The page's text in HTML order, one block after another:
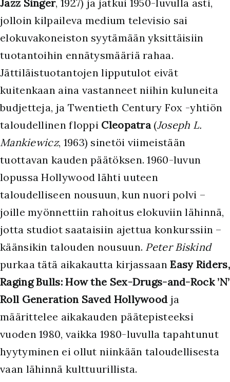
Jazz Singer, 1927) ja jatkui 1950-luvulla asti,
jolloin kilpaileva medium televisio sai
elokuvakoneiston syytämään yksittäisiin
tuotantoihin ennätysmääriä rahaa.
Jättiläistuotantojen lipputulot eivät
kuitenkaan aina vastanneet niihin kuluneita
budjetteja, ja Twentieth Century Fox -yhtiön
taloudellinen floppi Cleopatra(Joseph L.
Mankiewicz, 1963) sinetöi viimeistään
tuottavan kauden päätöksen. 1960-luvun
lopussa Hollywood lähti uuteen
taloudelliseen nousuun, kun nuori polvi –
joille myönnettiin rahoitus elokuviin lähinnä,
jotta studiot saataisiin ajettua konkurssiin –
käänsikin talouden nousuun. Peter Biskind
purkaa tätä aikakautta kirjassaanEasy Riders,
Raging Bulls: How the Sex-Drugs-and-Rock ’N’
Roll Generation Saved Hollywoodja
määrittelee aikakauden päätepisteeksi
vuoden 1980, vaikka 1980-luvulla tapahtunut
hyytyminen ei ollut niinkään taloudellisesta
vaan lähinnä kulttuurillista.